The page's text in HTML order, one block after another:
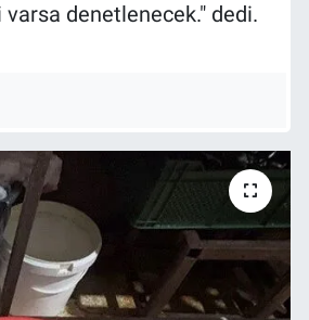
varsa denetlenecek." dedi.